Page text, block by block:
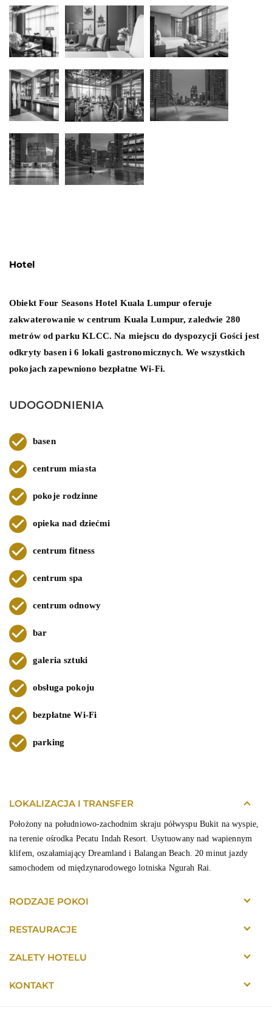
Hotel
Obiekt Four Seasons Hotel Kuala Lumpur oferuje
zakwaterowanie w centrum Kuala Lumpur, zaledwie 280
metrów od parku KLCC. Na miejscu do dyspozycji Gości jest
odkryty basen i 6 lokali gastronomicznych. We wszystkich
pokojach zapewniono bezpłatne Wi-Fi.
UDOGODNIENIA
basen
centrum miasta
pokoje rodzinne
opieka nad dziećmi
centrum fitness
centrum spa
centrum odnowy
bar
galeria sztuki
obsługa pokoju
bezpłatne Wi-Fi
parking
LOKALIZACJA I TRANSFER
Położony na południowo-zachodnim skraju półwyspu Bukit na wyspie,
na terenie ośrodka Pecatu Indah Resort. Usytuowany nad wapiennym
klifem, oszałamiający Dreamland i Balangan Beach. 20 minut jazdy
samochodem od międzynarodowego lotniska Ngurah Rai.
RODZAJE POKOI
RESTAURACJE
ZALETY HOTELU
KONTAKT